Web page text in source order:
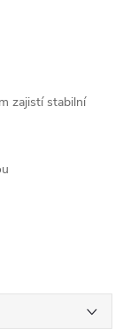
zajistí stabilní